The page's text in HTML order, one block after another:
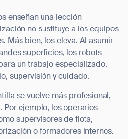
enseñan una lección
no sustituye a los equipos
Más bien, los eleva. Al asumir
superficies, los robots
un trabajo especializado.
supervisión y cuidado.
se vuelve más profesional,
Por ejemplo, los operarios
supervisores de flota,
o formadores internos.